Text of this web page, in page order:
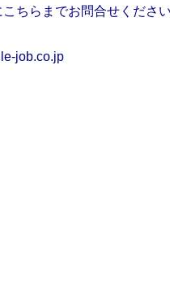
ちらまでお問合せくださ
job.co.jp